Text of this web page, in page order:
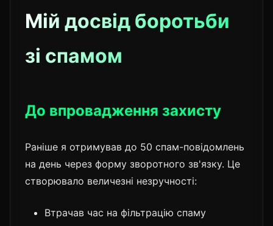
Мій досвід боротьби
зі спамом
До впровадження захисту
Раніше я отримував до 50 спам-повідомлень
на день через форму зворотного зв'язку. Це
створювало величезні незручності:
Втрачав час на фільтрацію спаму